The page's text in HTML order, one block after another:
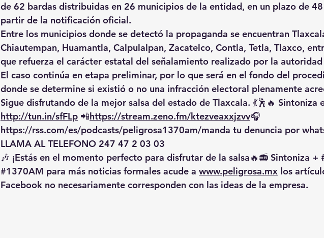
de 62 bardas distribuidas en 26 municipios de la entidad, en un plazo de
partir de la notificación oficial.
Entre los municipios donde se detectó la propaganda se encuentran
Chiautempan, Huamantla, Calpulalpan, Zacatelco, Contla, Tetla, Tlaxco,
que refuerza el carácter estatal del señalamiento realizado por la
El caso continúa en etapa preliminar, por lo que será en el fondo del
donde se determine si existió o no una infracción electoral plenamente
Sigue disfrutando de la mejor salsa del estado de Tlaxcala. 💃🕺🔥 Sintoniza
http://tun.in/sfFLp 📲https://stream.zeno.fm/ktezveaxxjzvv🎧
https://rss.com/es/podcasts/peligrosa1370am/manda tu denuncia por
LLAMA AL TELEFONO 247 47 2 03 03
🎶 ¡Estás en el momento perfecto para disfrutar de la salsa🔥📻 Sintoniza +
#1370AM para más noticias formales acude a www.peligrosa.mx los
Facebook no necesariamente corresponden con las ideas de la empresa.